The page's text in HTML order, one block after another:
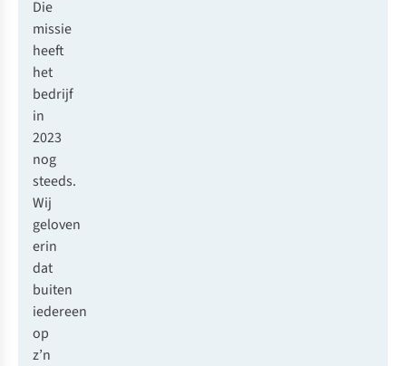
Die
missie
heeft
het
bedrijf
in
2023
nog
steeds.
Wij
geloven
erin
dat
buiten
iedereen
op
z’n